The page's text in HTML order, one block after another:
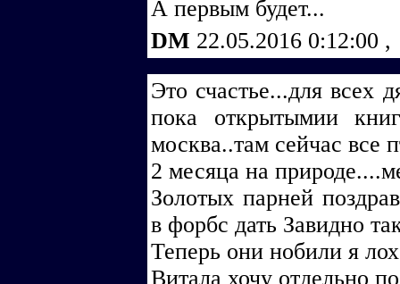
А первым будет...
DM 22.05.2016 0:12:00 ,
Это счастье...для всех
пока открытымии
москва..там сейчас все
2 месяца на
Золотых парней
в форбс дать Завидно
Теперь они нобили я
Витала хочу отдельно